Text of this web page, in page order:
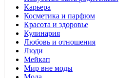
Карьера
Косметика и парфюм
Красота и здоровье
Кулинария
Любовь и отношения
Люди
Мейкап
Мир вне моды